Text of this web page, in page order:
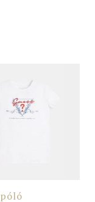
póló